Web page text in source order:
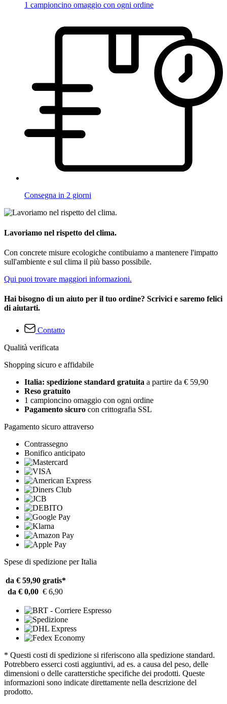
1 campioncino omaggio con ogni ordine
Consegna in 2 giorni
Lavoriamo nel rispetto del clima.
Con concrete misure ecologiche contibuiamo a mantenere l'impatto
sull'ambiente e sul clima il più basso possibile.
Qui puoi trovare maggiori informazioni.
Hai bisogno di un aiuto per il tuo ordine? Scrivici e saremo felici
di aiutarti.
Contatto
Qualità verificata
Shopping sicuro e affidabile
Italia: spedizione standard gratuita a partire da € 59,90
Reso gratuito
1 campioncino omaggio con ogni ordine
Pagamento sicuro con crittografia SSL
Pagamento sicuro attraverso
Contrassegno
Bonifico anticipato
Spese di spedizione per Italia
da € 59,90 gratis*
da € 0,00 € 6,90
* Questi costi di spedizione si riferiscono alla spedizione standard.
Potrebbero esserci costi aggiuntivi, ad es. a causa del peso, delle
dimensioni o delle caratterstiche specifiche dei prodotti. Queste
informazioni sono indicate direttamente nella descrizione del
prodotto.